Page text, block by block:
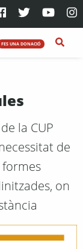
FES UNA DONACIÓ
la CUP
de
on